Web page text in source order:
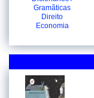
Gramãticas
Direito
Economia